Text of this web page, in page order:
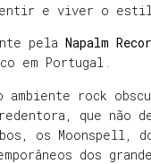
e viver o
pela Napalm
em Portugal.
rock
redentora, que
os Moonspell,
dos